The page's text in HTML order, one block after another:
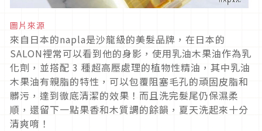
圖片來源
來自日本的napla是沙龍級的美髮品牌，在日本的
SALON裡常可以看到他的身影，使用乳油木果油作為乳
化劑，並搭配 3 種超高壓處理的植物性精油，其中乳油
木果油有親脂的特性，可以包覆阻塞毛孔的頑固皮脂和
髒污，達到徹底清潔的效果！而且洗完髮尾仍保濕柔
順，還留下一點果香和木質調的餘韻，夏天洗起來十分
清爽唷！